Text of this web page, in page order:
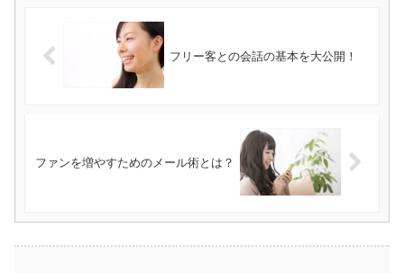
フリー客との会話の基本を大公開！
ファンを増やすためのメール術とは？